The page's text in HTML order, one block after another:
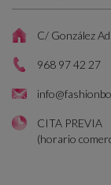
C/ González
968 97 42 27
CITA PREVIA
(horario